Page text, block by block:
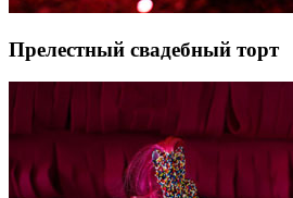
Прелестный свадебный торт